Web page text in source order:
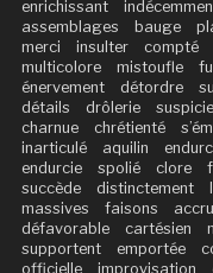
enrichissant
assemblages
bauge
merci
insulter compté
multicolore
mistoufle
énervement
détordre
détails
drôlerie
charnue
chrétienté
inarticulé
aquilin
endurcie
spolié clore
succède
distinctement
massives
faisons
défavorable
cartésien
supportent
emportée
officielle
improvisation